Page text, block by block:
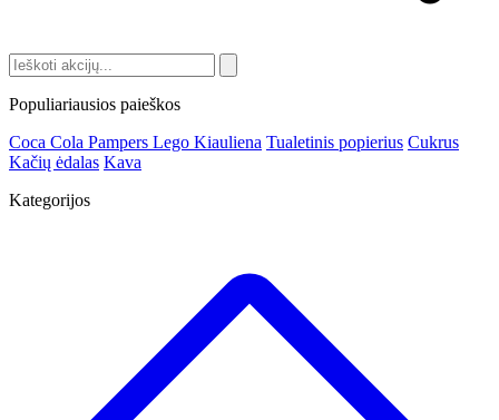
Populiariausios paieškos
Coca Cola Pampers Lego Kiauliena Tualetinis popierius Cukrus
Kačių ėdalas Kava
Kategorijos